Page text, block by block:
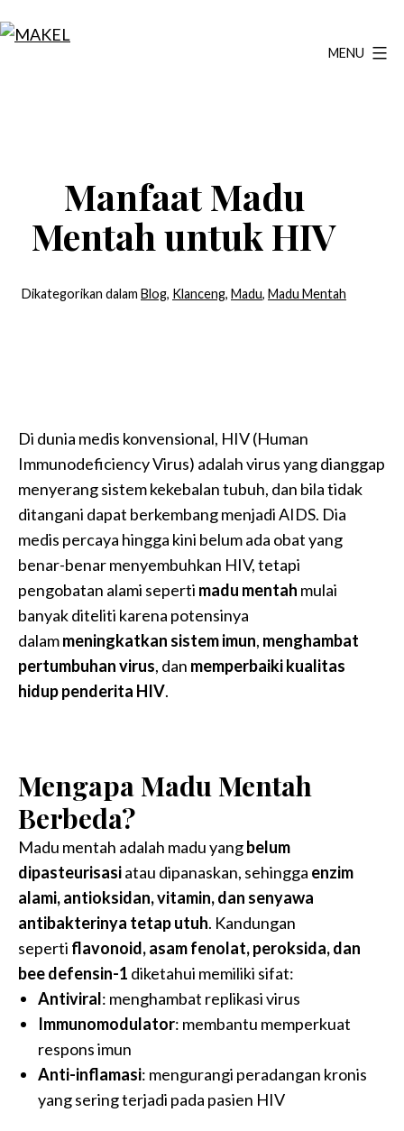
ke
MENU
Manfaat Madu
Mentah untuk HIV
Dikategorikan dalam Blog, Klanceng, Madu, Madu Mentah
Di dunia medis konvensional, HIV (Human
Immunodeficiency Virus) adalah virus yang dianggap
menyerang sistem kekebalan tubuh, dan bila tidak
ditangani dapat berkembang menjadi AIDS. Dia
medis percaya hingga kini belum ada obat yang
benar-benar menyembuhkan HIV, tetapi
pengobatan alami seperti madu mentah mulai
banyak diteliti karena potensinya
dalammeningkatkan sistem imun, menghambat
pertumbuhan virus, dan memperbaiki kualitas
hidup penderita HIV.
Mengapa Madu Mentah
Berbeda?
Madu mentah adalah madu yangbelum
dipasteurisasiatau dipanaskan, sehingga enzim
alami, antioksidan, vitamin, dan senyawa
antibakterinya tetap utuh. Kandungan
seperti flavonoid, asam fenolat, peroksida, dan
bee defensin-1 diketahui memiliki sifat:
Antiviral: menghambat replikasi virus
Immunomodulator: membantu memperkuat
respons imun
Anti-inflamasi: mengurangi peradangan kronis
yang sering terjadi pada pasien HIV